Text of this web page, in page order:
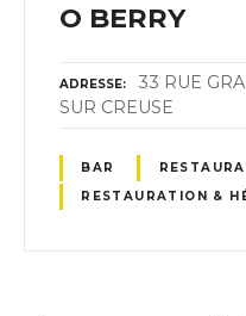
O BERRY
ADRESSE
33 RUE
SUR CREUSE
BAR
RESTAURATION &